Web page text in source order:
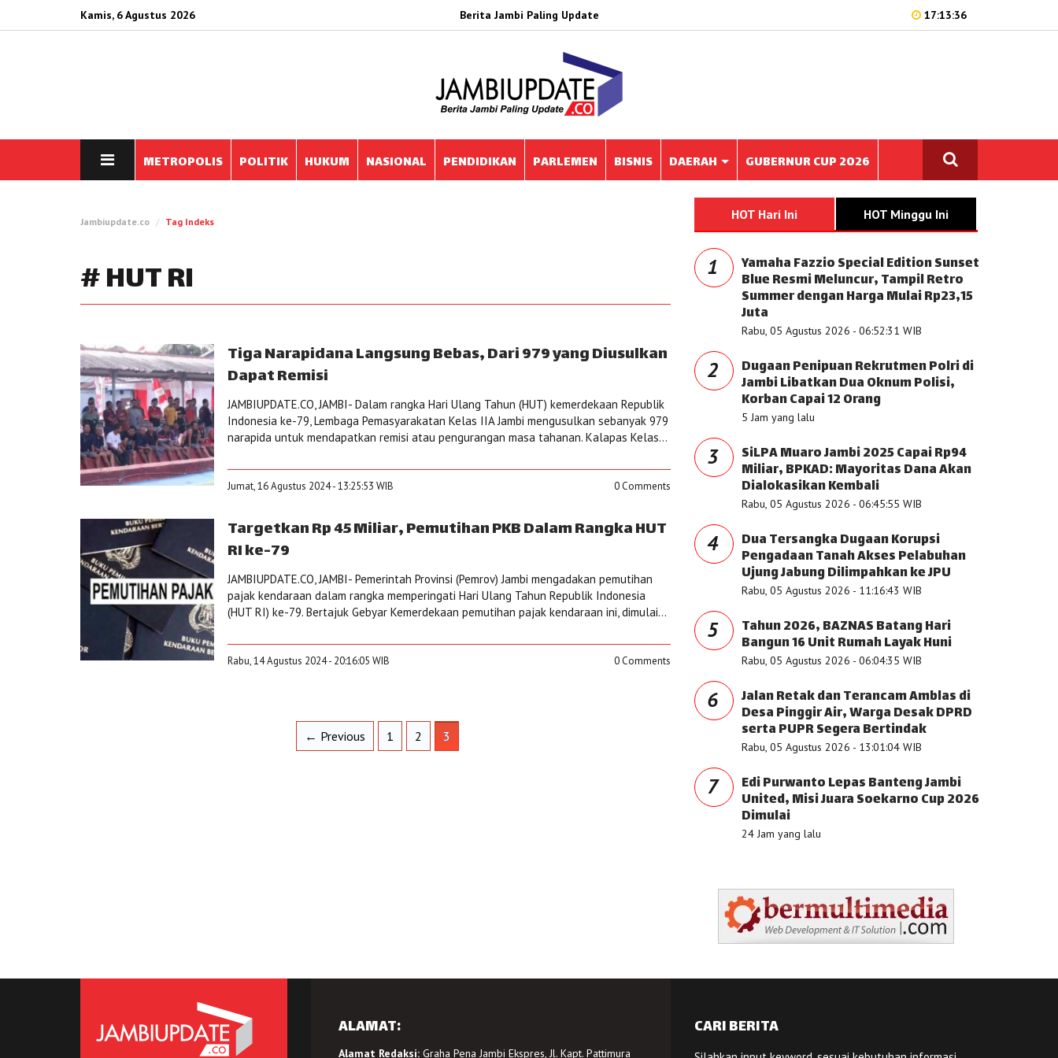
Kamis, 6 Agustus 2026 Berita Jambi Paling Update 17:13:36
METROPOLIS POLITIK HUKUM NASIONAL PENDIDIKAN PARLEMEN BISNIS DAERAH GUBERNUR CUP 2026
Jambiupdate.co Tag Indeks
# HUT RI
Tiga Narapidana Langsung Bebas, Dari 979 yang Diusulkan
Dapat Remisi
JAMBIUPDATE.CO, JAMBI- Dalam rangka Hari Ulang Tahun (HUT) kemerdekaan Republik
Indonesia ke-79, Lembaga Pemasyarakatan Kelas IIA Jambi mengusulkan sebanyak 979
narapida untuk mendapatkan remisi atau pengurangan masa tahanan. Kalapas Kelas...
Jumat, 16 Agustus 2024 - 13:25:53 WIB 0 Comments
Targetkan Rp 45 Miliar, Pemutihan PKB Dalam Rangka HUT
RI ke-79
JAMBIUPDATE.CO, JAMBI- Pemerintah Provinsi (Pemrov) Jambi mengadakan pemutihan
pajak kendaraan dalam rangka memperingati Hari Ulang Tahun Republik Indonesia
(HUT RI) ke-79. Bertajuk Gebyar Kemerdekaan pemutihan pajak kendaraan ini, dimulai...
Rabu, 14 Agustus 2024 - 20:16:05 WIB 0 Comments
← Previous 1 2 3
HOT Hari Ini HOT Minggu Ini
1 Yamaha Fazzio Special Edition Sunset
Blue Resmi Meluncur, Tampil Retro
Summer dengan Harga Mulai Rp23,15
Juta
Rabu, 05 Agustus 2026 - 06:52:31 WIB
2 Dugaan Penipuan Rekrutmen Polri di
Jambi Libatkan Dua Oknum Polisi,
Korban Capai 12 Orang
5 Jam yang lalu
3 SiLPA Muaro Jambi 2025 Capai Rp94
Miliar, BPKAD: Mayoritas Dana Akan
Dialokasikan Kembali
Rabu, 05 Agustus 2026 - 06:45:55 WIB
4 Dua Tersangka Dugaan Korupsi
Pengadaan Tanah Akses Pelabuhan
Ujung Jabung Dilimpahkan ke JPU
Rabu, 05 Agustus 2026 - 11:16:43 WIB
5 Tahun 2026, BAZNAS Batang Hari
Bangun 16 Unit Rumah Layak Huni
Rabu, 05 Agustus 2026 - 06:04:35 WIB
6 Jalan Retak dan Terancam Amblas di
Desa Pinggir Air, Warga Desak DPRD
serta PUPR Segera Bertindak
Rabu, 05 Agustus 2026 - 13:01:04 WIB
7 Edi Purwanto Lepas Banteng Jambi
United, Misi Juara Soekarno Cup 2026
Dimulai
24 Jam yang lalu
ALAMAT:
Alamat Redaksi:Graha Pena Jambi Ekspres, Jl. Kapt. Pattimura
CARI BERITA